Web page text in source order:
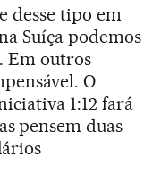
desse tipo em
Suíça podemos
Em outros
O
1:12 fará
pensem duas